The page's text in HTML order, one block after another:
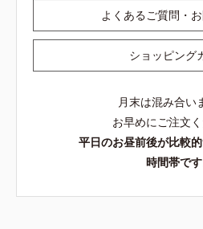
よくあるご質問・
ショッピング
月末は混み合い
お早めにご注文く
平日のお昼前後が比較
時間帯です